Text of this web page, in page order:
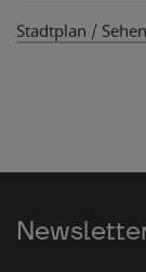
Stadtplan /